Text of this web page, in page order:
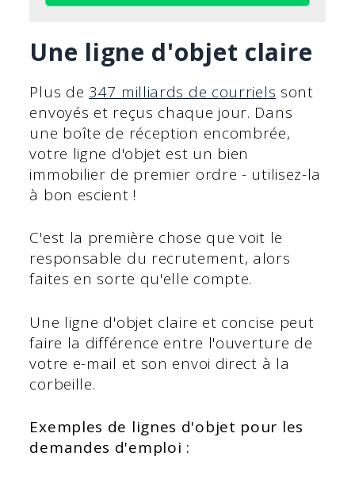
Une ligne d'objet claire
Plus de 347 milliards de courriels sont
envoyés et reçus chaque jour. Dans
une boîte de réception encombrée,
votre ligne d'objet est un bien
immobilier de premier ordre - utilisez-la
à bon escient !
C'est la première chose que voit le
responsable du recrutement, alors
faites en sorte qu'elle compte.
Une ligne d'objet claire et concise peut
faire la différence entre l'ouverture de
votre e-mail et son envoi direct à la
corbeille.
Exemples de lignes d'objet pour les
demandes d'emploi :